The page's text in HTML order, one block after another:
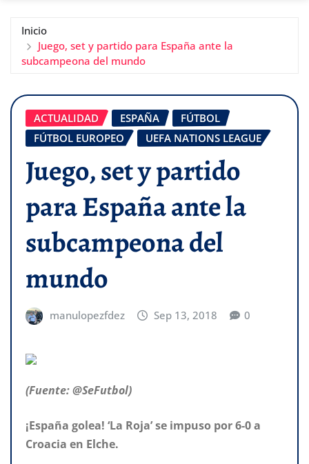
Inicio
Juego, set y partido para España ante la
subcampeona del mundo
ACTUALIDAD ESPAÑA
FÚTBOL
FÚTBOL EUROPEO
UEFA NATIONS LEAGUE
Juego, set y partido
para España ante la
subcampeona del
mundo
manulopezfdez Sep 13, 2018 0
(Fuente: @SeFutbol)
¡España golea! ‘La Roja’ se impuso por 6-0 a
Croacia en Elche.